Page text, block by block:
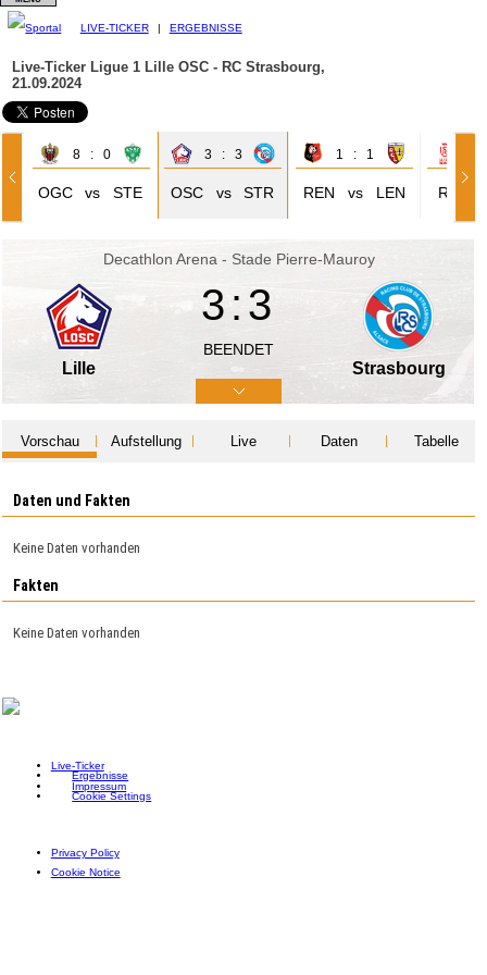
LIVE-TICKER | ERGEBNISSE
Live-Ticker Ligue 1 Lille OSC - RC Strasbourg,
21.09.2024
8 : 0
OGC vs STE
3 : 3
OSC vs STR
1 : 1
REN vs LEN REI
Decathlon Arena - Stade Pierre-Mauroy
Lille
3:3
BEENDET
Strasbourg
Vorschau Aufstellung Live Daten Tabelle
Daten und Fakten
Keine Daten vorhanden
Fakten
Keine Daten vorhanden
Live-Ticker
Ergebnisse
Impressum
Cookie Settings
Privacy Policy
Cookie Notice